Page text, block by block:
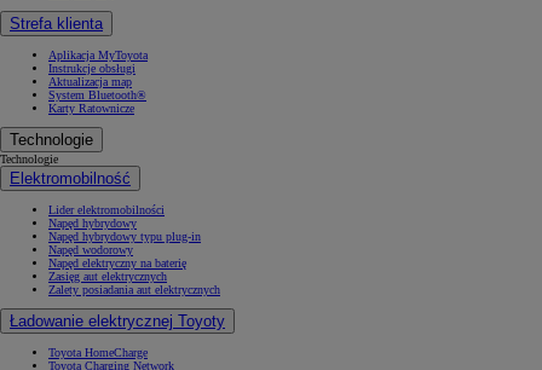
Strefa klienta
Aplikacja MyToyota
Instrukcje obsługi
Aktualizacja map
System Bluetooth®
Karty Ratownicze
Technologie
Technologie
Elektromobilność
Lider elektromobilności
Napęd hybrydowy
Napęd hybrydowy typu plug-in
Napęd wodorowy
Napęd elektryczny na baterię
Zasięg aut elektrycznych
Zalety posiadania aut elektrycznych
Ładowanie elektrycznej Toyoty
Toyota HomeCharge
Toyota Charging Network